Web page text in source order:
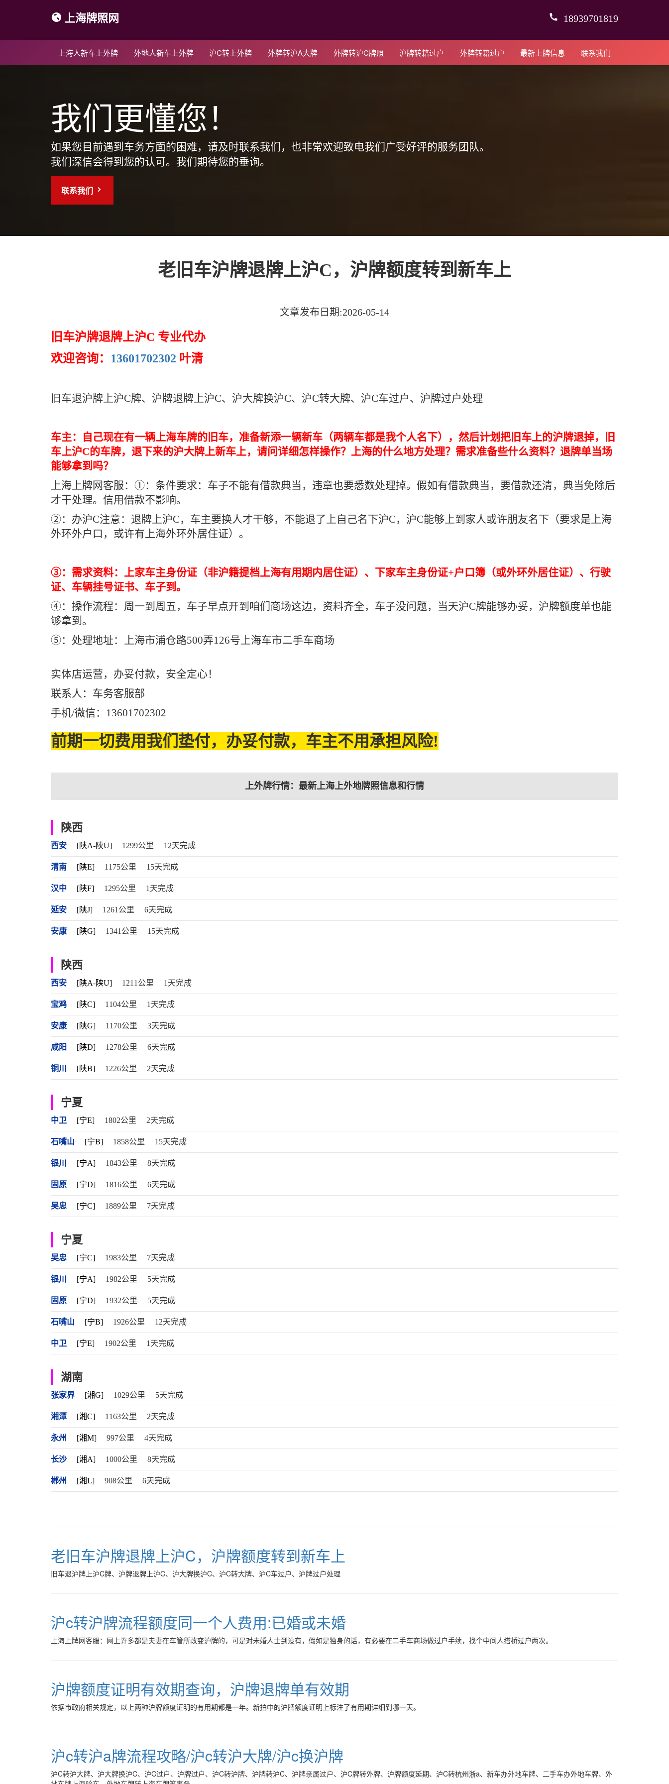
上海牌照网 18939701819
上海人新车上外牌 外地人新车上外牌 沪C转上外牌 外牌转沪A大牌 外牌转沪C牌照 沪牌转籍过户 外牌转籍过户 最新上牌信息 联系我们
我们更懂您！
如果您目前遇到车务方面的困难，请及时联系我们，也非常欢迎致电我们广受好评的服务团队。
我们深信会得到您的认可。我们期待您的垂询。
联系我们
老旧车沪牌退牌上沪C，沪牌额度转到新车上
文章发布日期:2026-05-14
旧车沪牌退牌上沪C 专业代办
欢迎咨询： 13601702302 叶清
旧车退沪牌上沪C牌、沪牌退牌上沪C、沪大牌换沪C、沪C转大牌、沪C车过户、沪牌过户处理
车主：自己现在有一辆上海车牌的旧车，准备新添一辆新车（两辆车都是我个人名下），然后计划把旧车上的沪牌退掉，旧
车上沪C的车牌，退下来的沪大牌上新车上，请问详细怎样操作？上海的什么地方处理？需求准备些什么资料？退牌单当场
能够拿到吗？
上海上牌网客服：①：条件要求：车子不能有借款典当，违章也要悉数处理掉。假如有借款典当，要借款还清，典当免除后
才干处理。信用借款不影响。
②：办沪C注意：退牌上沪C，车主要换人才干够，不能退了上自己名下沪C，沪C能够上到家人或许朋友名下（要求是上海
外环外户口，或许有上海外环外居住证）。
③：需求资料：上家车主身份证（非沪籍提档上海有用期内居住证）、下家车主身份证+户口簿（或外环外居住证）、行驶
证、车辆挂号证书、车子到。
④：操作流程：周一到周五，车子早点开到咱们商场这边，资料齐全，车子没问题，当天沪C牌能够办妥，沪牌额度单也能
够拿到。
⑤：处理地址：上海市浦仓路500弄126号上海车市二手车商场
实体店运营，办妥付款，安全定心！
联系人：车务客服部
手机/微信：13601702302
前期一切费用我们垫付，办妥付款，车主不用承担风险!
上外牌行情：最新上海上外地牌照信息和行情
陕西
西安 [陕A-陕U] 1299公里 12天完成
渭南 [陕E] 1175公里 15天完成
汉中 [陕F] 1295公里 1天完成
延安 [陕J] 1261公里 6天完成
安康 [陕G] 1341公里 15天完成
陕西
西安 [陕A-陕U] 1211公里 1天完成
宝鸡 [陕C] 1104公里 1天完成
安康 [陕G] 1170公里 3天完成
咸阳 [陕D] 1278公里 6天完成
铜川 [陕B] 1226公里 2天完成
宁夏
中卫 [宁E] 1802公里 2天完成
石嘴山 [宁B] 1858公里 15天完成
银川 [宁A] 1843公里 8天完成
固原 [宁D] 1816公里 6天完成
吴忠 [宁C] 1889公里 7天完成
宁夏
吴忠 [宁C] 1983公里 7天完成
银川 [宁A] 1982公里 5天完成
固原 [宁D] 1932公里 5天完成
石嘴山 [宁B] 1926公里 12天完成
中卫 [宁E] 1902公里 1天完成
湖南
张家界 [湘G] 1029公里 5天完成
湘潭 [湘C] 1163公里 2天完成
永州 [湘M] 997公里 4天完成
长沙 [湘A] 1000公里 8天完成
郴州 [湘L] 908公里 6天完成
老旧车沪牌退牌上沪C，沪牌额度转到新车上
旧车退沪牌上沪C牌、沪牌退牌上沪C、沪大牌换沪C、沪C转大牌、沪C车过户、沪牌过户处理
沪c转沪牌流程额度同一个人费用:已婚或未婚
上海上牌网客服：网上许多都是夫妻在车管所改变沪牌的，可是对未婚人士到没有，假如是独身的话，有必要在二手车商场做过户手续，找个中间人搭桥过户两次。
沪牌额度证明有效期查询，沪牌退牌单有效期
依据市政府相关规定，以上两种沪牌额度证明的有用期都是一年。新拍中的沪牌额度证明上标注了有用期详细到哪一天。
沪c转沪a牌流程攻略/沪c转沪大牌/沪c换沪牌
沪C转沪大牌、沪大牌换沪C、沪C过户、沪牌过户、沪C转沪牌、沪牌转沪C、沪牌亲属过户、沪C牌转外牌、沪牌额度延期、沪C转杭州浙a、新车办外地车牌、二手车办外地车牌、外